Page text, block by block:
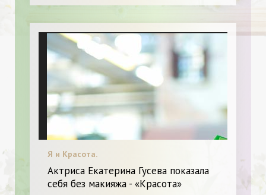
Я и Красота.
Актриса Екатерина Гусева показала
себя без макияжа - «Красота»